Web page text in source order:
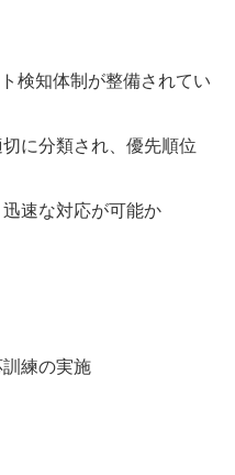
検知体制が整備されてい
に分類され、優先順位
速な対応が可能か
練の実施